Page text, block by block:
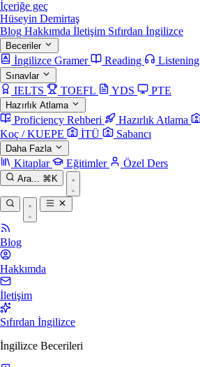
İçeriğe geç
Hüseyin Demirtaş
Blog Hakkımda İletişim Sıfırdan İngilizce
Beceriler
İngilizce Gramer Reading Listening
Sınavlar
IELTS TOEFL YDS PTE
Hazırlık Atlama
Proficiency Rehberi Hazırlık Atlama
Koç / KUEPE
İTÜ Sabancı
Daha Fazla
Kitaplar Eğitimler Özel Ders
Ara... ⌘K
Blog
Hakkımda
İletişim
Sıfırdan İngilizce
İngilizce Becerileri